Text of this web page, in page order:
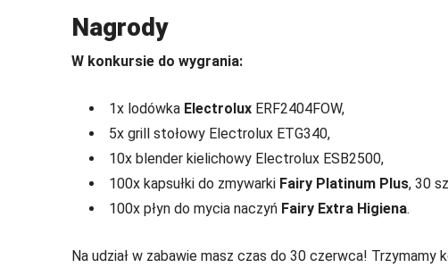
Nagrody
W konkursie do wygrania:
1x lodówka Electrolux ERF2404FOW,
5x grill stołowy Electrolux ETG340,
10x blender kielichowy Electrolux ESB2500,
100x kapsułki do zmywarki Fairy Platinum Plus, 30
100x płyn do mycia naczyń Fairy Extra Higiena.
Na udział w zabawie masz czas do 30 czerwca! Trzymamy